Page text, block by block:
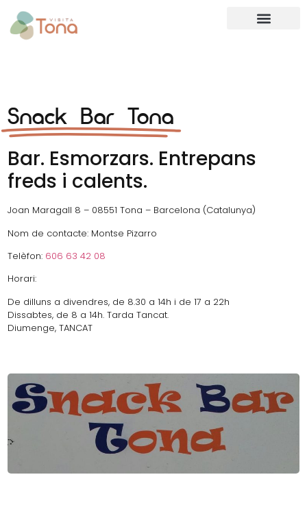
Snack Bar Tona
Bar. Esmorzars. Entrepans
freds i calents.
Joan Maragall 8 – 08551 Tona – Barcelona (Catalunya)
Nom de contacte: Montse Pizarro
Telèfon: 606 63 42 08
Horari:
De dilluns a divendres, de 8.30 a 14h i de 17 a 22h
Dissabtes, de 8 a 14h. Tarda Tancat.
Diumenge, TANCAT